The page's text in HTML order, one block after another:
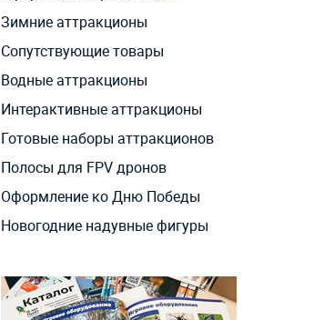
Зимние аттракционы
Сопутствующие товары
Водные аттракционы
Интерактивные аттракционы
Готовые наборы аттракционов
Полосы для FPV дронов
Оформление ко Дню Победы
Новогодние надувные фигуры